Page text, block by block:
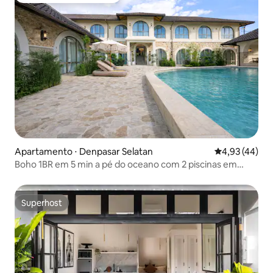
Apartamento ⋅ Denpasar Selatan 4,93 de uma
4,93 (44)
Boho 1BR em 5 min a pé do oceano com 2 piscinas em
Superhost
Superhost